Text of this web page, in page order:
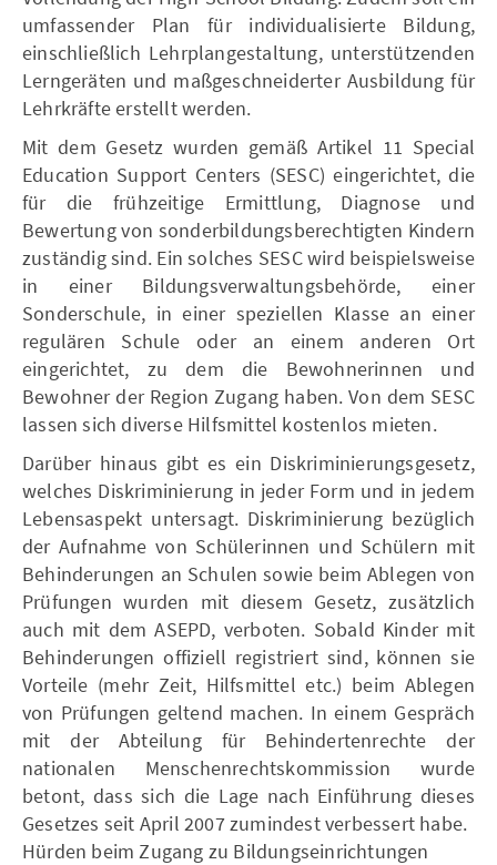
umfassender Plan für individualisierte Bildung,
einschließlich Lehrplangestaltung, unterstützenden
Lerngeräten und maßgeschneiderter Ausbildung für
Lehrkräfte erstellt werden.
Mit dem Gesetz wurden gemäß Artikel 11 Special
Education Support Centers (SESC) eingerichtet, die
für die frühzeitige Ermittlung, Diagnose und
Bewertung von sonderbildungsberechtigten Kindern
zuständig sind. Ein solches SESC wird beispielsweise
in einer Bildungsverwaltungsbehörde, einer
Sonderschule, in einer speziellen Klasse an einer
regulären Schule oder an einem anderen Ort
eingerichtet, zu dem die Bewohnerinnen und
Bewohner der Region Zugang haben. Von dem SESC
lassen sich diverse Hilfsmittel kostenlos mieten.
Darüber hinaus gibt es ein Diskriminierungsgesetz,
welches Diskriminierung in jeder Form und in jedem
Lebensaspekt untersagt. Diskriminierung bezüglich
der Aufnahme von Schülerinnen und Schülern mit
Behinderungen an Schulen sowie beim Ablegen von
Prüfungen wurden mit diesem Gesetz, zusätzlich
auch mit dem ASEPD, verboten. Sobald Kinder mit
Behinderungen offiziell registriert sind, können sie
Vorteile (mehr Zeit, Hilfsmittel etc.) beim Ablegen
von Prüfungen geltend machen. In einem Gespräch
mit der Abteilung für Behindertenrechte der
nationalen Menschenrechtskommission wurde
betont, dass sich die Lage nach Einführung dieses
Gesetzes seit April 2007 zumindest verbessert habe.
Hürden beim Zugang zu Bildungseinrichtungen